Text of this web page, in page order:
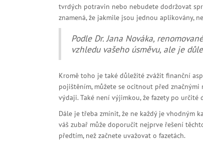
tvrdých potravin nebo nebudete dodržovat
znamená, že jakmile jsou jednou aplikovány,
Podle Dr. Jana Nováka,
vzhledu vašeho úsměvu, ale je
Kromě toho je také důležité zvážit finanční
pojištěním, můžete se ocitnout před
výdaji. Také není výjimkou, že fazety po
Dále je třeba zmínit, že ne každý je vhodným
váš zubař může doporučit nejprve řešení
předtím, než začnete uvažovat o fazetách.